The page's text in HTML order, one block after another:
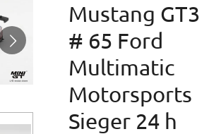
Mustang GT3
# 65 Ford
Multimatic
Motorsports
Sieger 24 h